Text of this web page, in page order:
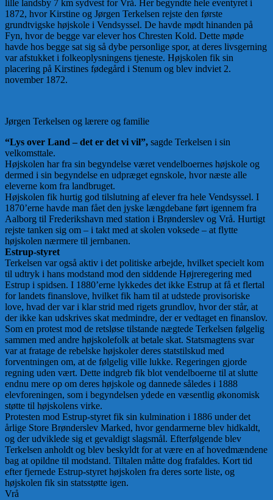
lille landsby 7 km sydvest for Vrå. Her begyndte hele eventyret i
1872, hvor Kirstine og Jørgen Terkelsen rejste den første
grundtvigske højskole i Vendsyssel. De havde mødt hinanden på
Fyn, hvor de begge var elever hos Chresten Kold. Dette møde
havde hos begge sat sig så dybe personlige spor, at deres livsgerning
var afstukket i folkeoplysningens tjeneste. Højskolen fik sin
placering på Kirstines fødegård i Stenum og blev indviet 2.
november 1872.
Jørgen Terkelsen og lærere og familie
“Lys over Land – det er det vi vil”, sagde Terkelsen i sin
velkomsttale.
Højskolen har fra sin begyndelse været vendelboernes højskole og
dermed i sin begyndelse en udpræget egnskole, hvor næste alle
eleverne kom fra landbruget.
Højskolen fik hurtig god tilslutning af elever fra hele Vendsyssel. I
1870’erne havde man fået den jyske længdebane ført igennem fra
Aalborg til Frederikshavn med station i Brønderslev og Vrå. Hurtigt
rejste tanken sig om – i takt med at skolen voksede – at flytte
højskolen nærmere til jernbanen.
Estrup-styret
Terkelsen var også aktiv i det politiske arbejde, hvilket specielt kom
til udtryk i hans modstand mod den siddende Højreregering med
Estrup i spidsen. I 1880’erne lykkedes det ikke Estrup at få et flertal
for landets finanslove, hvilket fik ham til at udstede provisoriske
love, hvad der var i klar strid med rigets grundlov, hvor der står, at
der ikke kan udskrives skat medmindre, der er vedtaget en finanslov.
Som en protest mod de retsløse tilstande nægtede Terkelsen følgelig
sammen med andre højskolefolk at betale skat. Statsmagtens svar
var at fratage de rebelske højskoler deres statstilskud med
forventningen om, at de følgelig ville lukke. Regeringen gjorde
regning uden vært. Dette indgreb fik blot vendelboerne til at slutte
endnu mere op om deres højskole og dannede således i 1888
elevforeningen, som i begyndelsen ydede en væsentlig økonomisk
støtte til højskolens virke.
Protesten mod Estrup-styret fik sin kulmination i 1886 under det
årlige Store Brønderslev Marked, hvor gendarmerne blev hidkaldt,
og der udviklede sig et gevaldigt slagsmål. Efterfølgende blev
Terkelsen anholdt og blev beskyldt for at være en af hovedmændene
bag at opildne til modstand. Tiltalen måtte dog frafaldes. Kort tid
efter fjernede Estrup-styret højskolen fra deres sorte liste, og
højskolen fik sin statsstøtte igen.
Vrå